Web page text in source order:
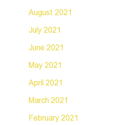
August 2021
July 2021
June 2021
May 2021
April 2021
March 2021
February 2021